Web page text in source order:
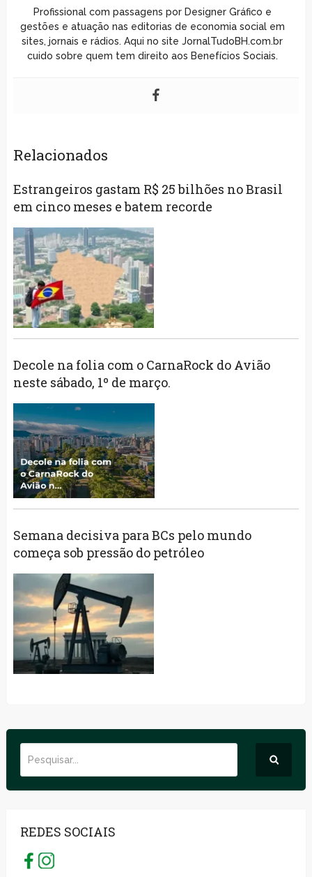
Profissional com passagens por Designer Gráfico e
gestões e atuação nas editorias de economia social em
sites, jornais e rádios. Aqui no site JornalTudoBH.com.br
cuido sobre quem tem direito aos Benefícios Sociais.
Relacionados
Estrangeiros gastam R$ 25 bilhões no Brasil
em cinco meses e batem recorde
Decole na folia com o CarnaRock do Avião
neste sábado, 1º de março.
Semana decisiva para BCs pelo mundo
começa sob pressão do petróleo
REDES SOCIAIS